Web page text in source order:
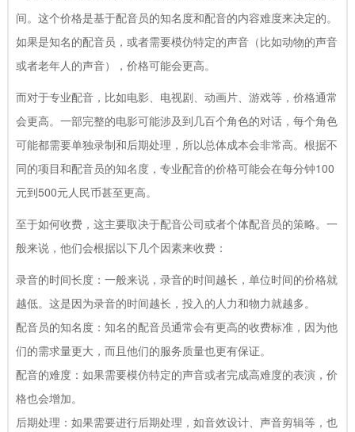
间。这个价格是基于配音员的知名度和配音的内容难度来决定的。
如果是知名的配音员，或者需要模仿特定的声音（比如动物的声音
或者老年人的声音），价格可能会更高。
而对于专业配音，比如电影、电视剧、动画片、游戏等，价格通常
会更高。一部完整的电影可能涉及到几百个角色的对话，每个角色
可能都需要单独录制和后期处理，所以总体成本会非常高。根据不
同的项目和配音员的知名度，专业配音的价格可能会在每分钟100
元到500元人民币甚至更高。
至于如何收费，这主要取决于配音公司或者个体配音员的策略。一
般来说，他们会根据以下几个因素来收费：
录音的时间长度：一般来说，录音的时间越长，单位时间的价格就
越低。这是因为录音的时间越长，投入的人力和物力就越多。
配音员的知名度：知名的配音员通常会有更高的收费标准，因为他
们的需求量更大，而且他们的服务质量也更有保证。
配音的难度：如果需要模仿特定的声音或者完成高难度的表演，价
格也会增加。
后期处理：如果需要进行后期处理，如音效设计、声音剪辑等，也